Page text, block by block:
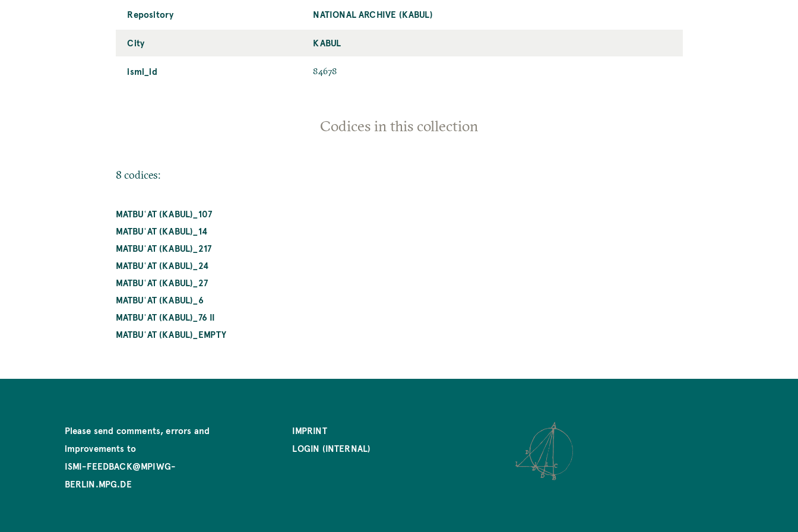
Repository NATIONAL ARCHIVE (KABUL)
City KABUL
ismi_id 84678
Codices in this collection
8 codices:
MATBUʿAT (KABUL)_107
MATBUʿAT (KABUL)_14
MATBUʿAT (KABUL)_217
MATBUʿAT (KABUL)_24
MATBUʿAT (KABUL)_27
MATBUʿAT (KABUL)_6
MATBUʿAT (KABUL)_76 II
MATBUʿAT (KABUL)_EMPTY
Please send comments, errors and
improvements to
ISMI-FEEDBACK@MPIWG-
BERLIN.MPG.DE
IMPRINT
LOGIN (INTERNAL)